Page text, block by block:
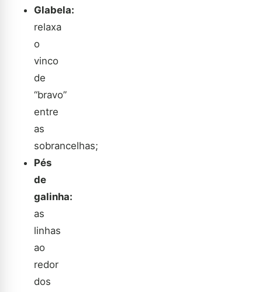
Glabela:
relaxa
o
vinco
de
“bravo”
entre
as
sobrancelhas;
Pés
de
galinha:
as
linhas
ao
redor
dos